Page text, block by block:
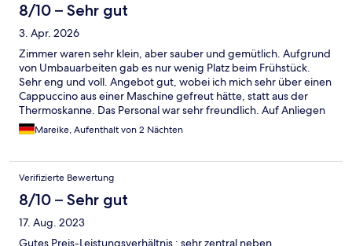
8/10 – Sehr gut
3. Apr. 2026
Zimmer waren sehr klein, aber sauber und gemütlich. Aufgrund
von Umbauarbeiten gab es nur wenig Platz beim Frühstück.
Sehr eng und voll. Angebot gut, wobei ich mich sehr über einen
Cappuccino aus einer Maschine gefreut hätte, statt aus der
Thermoskanne. Das Personal war sehr freundlich. Auf Anliegen
wurde immer direkt eingegangen. Die Lage des Hotels ist
super.
Mareike, Aufenthalt von 2 Nächten
Verifizierte Bewertung
8/10 – Sehr gut
17. Aug. 2023
Gutes Preis-Leistungsverhältnis ; sehr zentral neben